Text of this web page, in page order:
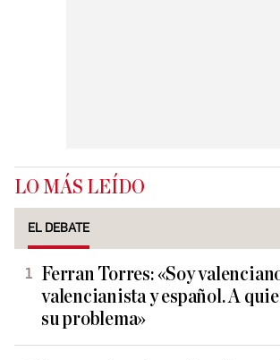
LO MÁS LEÍDO
EL DEBATE
Ferran Torres: «Soy
valencianista y español. A
su problema»